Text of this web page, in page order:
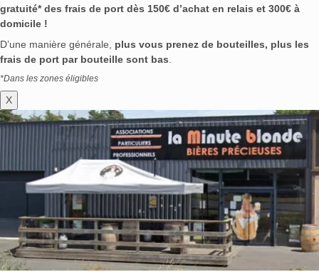
gratuité* des frais de port dès 150€ d’achat en relais et 300€ à
domicile !
D’une manière générale, plus vous prenez de bouteilles, plus les
frais de port par bouteille sont bas
*Dans les zones éligibles
X